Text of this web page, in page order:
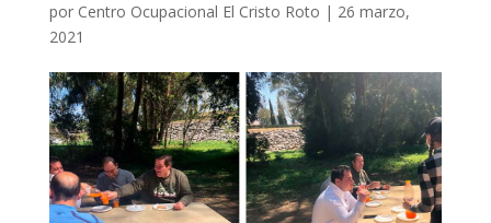
por Centro Ocupacional El Cristo Roto | 26 marzo,
2021